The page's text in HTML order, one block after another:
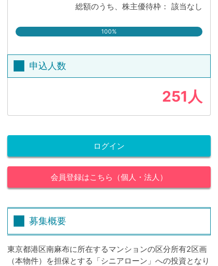
総額のうち、株主優待枠： 該当なし
100%
申込人数
251人
ログイン
会員登録はこちら（個人・法人）
募集概要
東京都港区南麻布に所在するマンションの区分所有2区画
（本物件）を担保とする「シニアローン」への投資となり